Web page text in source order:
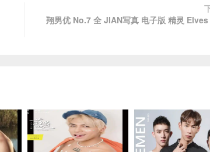
翔男优 No.7 全 JIAN写真 电子版 精灵 Elves